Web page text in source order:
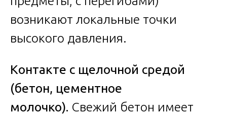
возникают локальные точки
высокого давления.
Контакте с щелочной средой
(бетон, цементное
молочко). Свежий бетон имеет